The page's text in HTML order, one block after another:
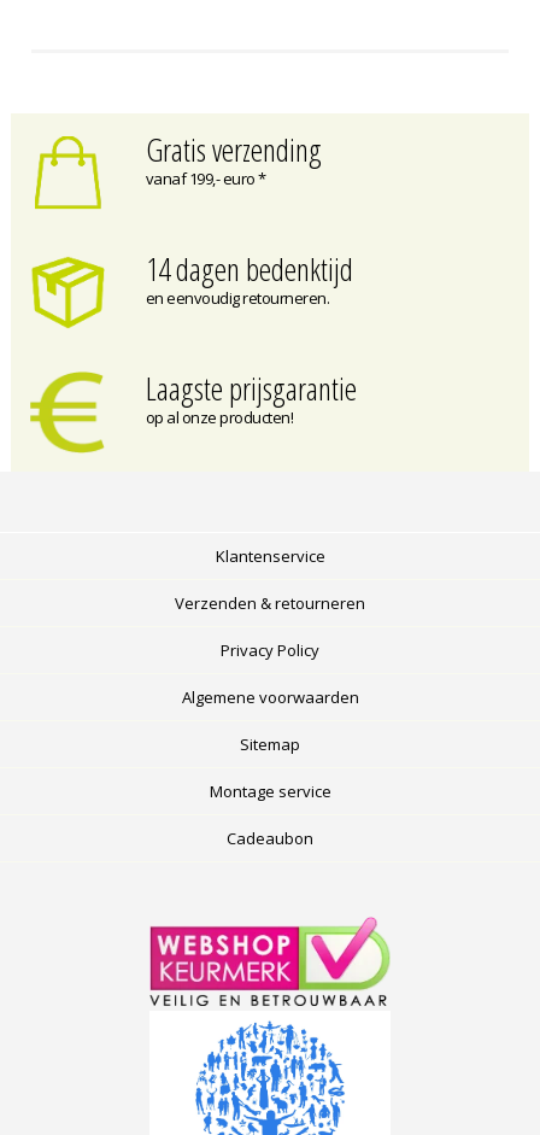
Gratis verzending
vanaf 199,- euro *
14 dagen bedenktijd
en eenvoudig retourneren.
Laagste prijsgarantie
op al onze producten!
Klantenservice
Verzenden & retourneren
Privacy Policy
Algemene voorwaarden
Sitemap
Montage service
Cadeaubon